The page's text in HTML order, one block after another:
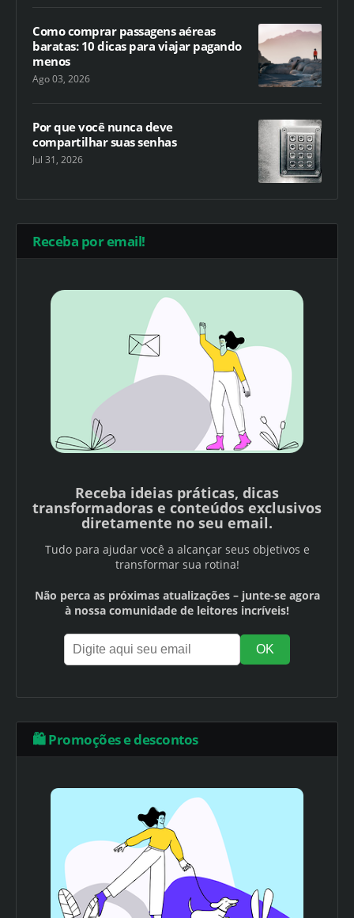
Como comprar passagens aéreas
baratas: 10 dicas para viajar pagando
menos
Ago 03, 2026
Por que você nunca deve
compartilhar suas senhas
Jul 31, 2026
Receba por email!
Receba ideias práticas, dicas
transformadoras e conteúdos exclusivos
diretamente no seu email.
Tudo para ajudar você a alcançar seus objetivos e
transformar sua rotina!
Não perca as próximas atualizações – junte-se agora
à nossa comunidade de leitores incríveis!
🛍️ Promoções e descontos